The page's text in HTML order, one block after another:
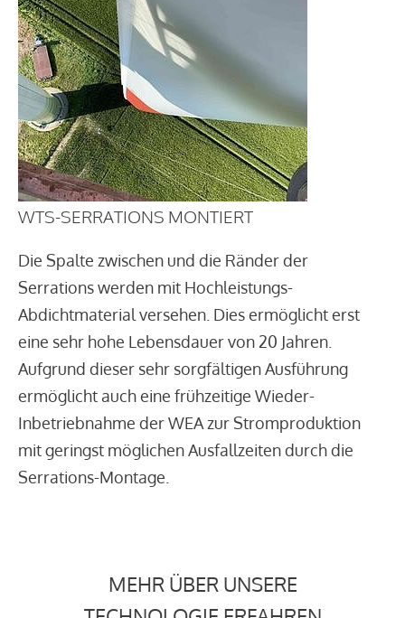
WTS-SERRATIONS MONTIERT
Die Spalte zwischen und die Ränder der
Serrations werden mit Hochleistungs-
Abdichtmaterial versehen. Dies ermöglicht erst
eine sehr hohe Lebensdauer von 20 Jahren.
Aufgrund dieser sehr sorgfältigen Ausführung
ermöglicht auch eine frühzeitige Wieder-
Inbetriebnahme der WEA zur Stromproduktion
mit geringst möglichen Ausfallzeiten durch die
Serrations-Montage.
MEHR ÜBER UNSERE